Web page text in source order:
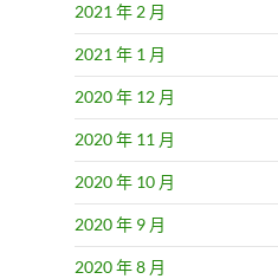
2021 年 2 月
2021 年 1 月
2020 年 12 月
2020 年 11 月
2020 年 10 月
2020 年 9 月
2020 年 8 月